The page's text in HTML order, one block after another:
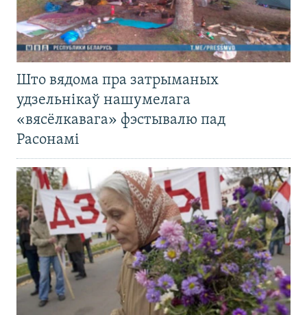
Што вядома пра затрыманых
удзельнікаў нашумелага
«вясёлкавага» фэстывалю пад
Расонамі